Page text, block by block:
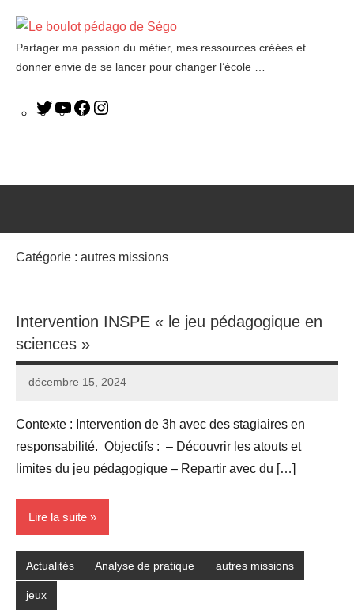
Le
boulot
Partager ma passion du métier, mes ressources créées et
donner envie de se lancer pour changer l’école …
Catégorie : autres missions
Intervention INSPE « le jeu pédagogique en
sciences »
décembre 15, 2024
Seg0_La_Vraie
1
Contexte : Intervention de 3h avec des stagiaires en
responsabilité. Objectifs : – Découvrir les atouts et
limites du jeu pédagogique – Repartir avec du […]
Lire la suite
Actualités Analyse de pratique autres missions
jeux